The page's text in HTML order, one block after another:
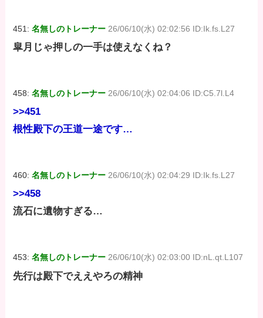
451:名無しのトレーナー 26/06/10(水) 02:02:56 ID:Ik.fs.L27
皐月じゃ押しの一手は使えなくね？
458:名無しのトレーナー 26/06/10(水) 02:04:06 ID:C5.7l.L4
>>451
根性殿下の王道一途です…
460:名無しのトレーナー 26/06/10(水) 02:04:29 ID:Ik.fs.L27
>>458
流石に遺物すぎる…
453:名無しのトレーナー 26/06/10(水) 02:03:00 ID:nL.qt.L107
先行は殿下でええやろの精神